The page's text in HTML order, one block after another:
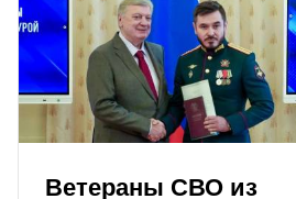
Ветераны СВО из